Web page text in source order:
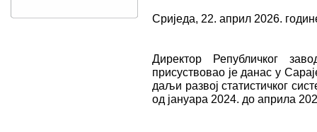
Сриједа, 22. април 2026.
Директор Републичког
присуствовао је данас у
даљи развој статистичког
од јануара 2024. до априла